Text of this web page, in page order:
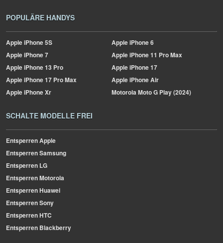
POPULÄRE HANDYS
AppleiPhone 5S AppleiPhone 6
AppleiPhone 7 AppleiPhone 11 Pro Max
AppleiPhone 13 Pro AppleiPhone 17
AppleiPhone 17 Pro Max AppleiPhone Air
AppleiPhone Xr MotorolaMoto G Play (2024)
SCHALTE MODELLE FREI
Entsperren Apple
Entsperren Samsung
Entsperren LG
Entsperren Motorola
Entsperren Huawei
Entsperren Sony
Entsperren HTC
Entsperren Blackberry